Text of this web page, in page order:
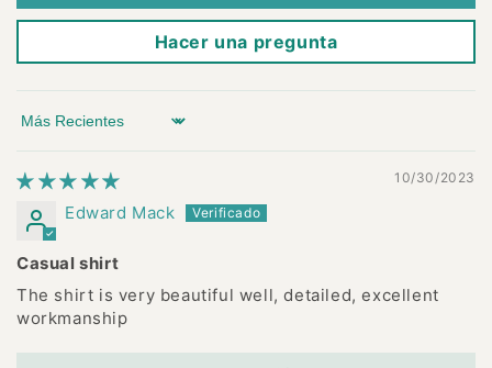
Hacer una pregunta
Sort by
10/30/2023
Edward Mack
Casual shirt
The shirt is very beautiful well, detailed, excellent
workmanship